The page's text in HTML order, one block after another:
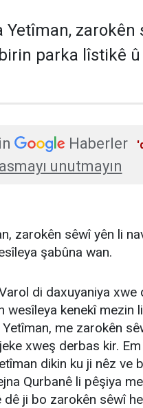
Yetîman, zarokên
parka lîstikê
Haberler
unutmayın
zarokên sêwî yên li
şabûna wan.
di daxuyaniya xwe
wesîleya kenekî mezin
me zarokên
xweş derbas kir.
dikin ku ji nêz ve
Qurbanê li pêşiya
ji bo zarokên sêwî